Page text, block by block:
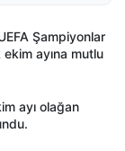
Şampiyonlar
ayına mutlu
ayı olağan